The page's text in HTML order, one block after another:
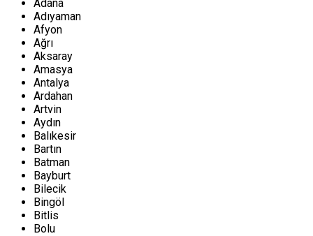
Adana
Adıyaman
Afyon
Ağrı
Aksaray
Amasya
Antalya
Ardahan
Artvin
Aydın
Balıkesir
Bartın
Batman
Bayburt
Bilecik
Bingöl
Bitlis
Bolu